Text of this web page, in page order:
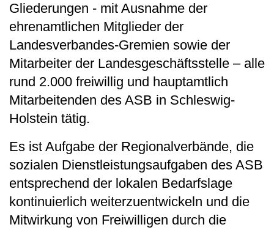
Gliederungen - mit Ausnahme der
ehrenamtlichen Mitglieder der
Landesverbandes-Gremien sowie der
Mitarbeiter der Landesgeschäftsstelle – alle
rund 2.000 freiwillig und hauptamtlich
Mitarbeitenden des ASB in Schleswig-
Holstein tätig.
Es ist Aufgabe der Regionalverbände, die
sozialen Dienstleistungsaufgaben des ASB
entsprechend der lokalen Bedarfslage
kontinuierlich weiterzuentwickeln und die
Mitwirkung von Freiwilligen durch die